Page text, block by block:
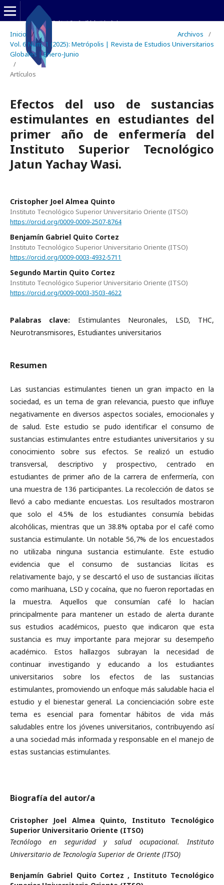
Inicio / Archivos
/
Vol. 6 Núm. 1 (2025): Metrópolis | Revista de Estudios Universitarios
Globales | Enero-Junio
/
Artículos
Efectos del uso de sustancias
estimulantes en estudiantes del
primer año de enfermería del
Instituto Superior Tecnológico
Jatun Yachay Wasi.
Cristopher Joel Almea Quinto
Instituto Tecnológico Superior Universitario Oriente (ITSO)
https://orcid.org/0009-0009-2507-8764
Benjamín Gabriel Quito Cortez
Instituto Tecnológico Superior Universitario Oriente (ITSO)
https://orcid.org/0009-0003-4932-5711
Segundo Martin Quito Cortez
Instituto Tecnológico Superior Universitario Oriente (ITSO)
https://orcid.org/0009-0003-3503-4622
Palabras clave: Estimulantes Neuronales, LSD, THC,
Neurotransmisores, Estudiantes universitarios
Resumen
Las sustancias estimulantes tienen un gran impacto en la
sociedad, es un tema de gran relevancia, puesto que influye
negativamente en diversos aspectos sociales, emocionales y
de salud. Este estudio se pudo identificar el consumo de
sustancias estimulantes entre estudiantes universitarios y su
conocimiento sobre sus efectos. Se realizó un estudio
transversal, descriptivo y prospectivo, centrado en
estudiantes de primer año de la carrera de enfermería, con
una muestra de 136 participantes. La recolección de datos se
llevó a cabo mediante encuestas. Los resultados mostraron
que solo el 4.5% de los estudiantes consumía bebidas
alcohólicas, mientras que un 38.8% optaba por el café como
sustancia estimulante. Un notable 56,7% de los encuestados
no utilizaba ninguna sustancia estimulante. Este estudio
evidencia que el consumo de sustancias lícitas es
relativamente bajo, y se descartó el uso de sustancias ilícitas
como marihuana, LSD y cocaína, que no fueron reportadas en
la muestra. Aquellos que consumían café lo hacían
principalmente para mantener un estado de alerta durante
sus estudios académicos, puesto que indicaron que esta
sustancia es muy importante para mejorar su desempeño
académico. Estos hallazgos subrayan la necesidad de
continuar investigando y educando a los estudiantes
universitarios sobre los efectos de las sustancias
estimulantes, promoviendo un enfoque más saludable hacia el
estudio y el bienestar general. La concienciación sobre este
tema es esencial para fomentar hábitos de vida más
saludables entre los jóvenes universitarios, contribuyendo así
a una sociedad más informada y responsable en el manejo de
estas sustancias estimulantes.
Biografía del autor/a
Cristopher Joel Almea Quinto, Instituto Tecnológico
Superior Universitario Oriente (ITSO)
Tecnólogo en seguridad y salud ocupacional. Instituto
Universitario de Tecnología Superior de Oriente (ITSO)
Benjamín Gabriel Quito Cortez , Instituto Tecnológico